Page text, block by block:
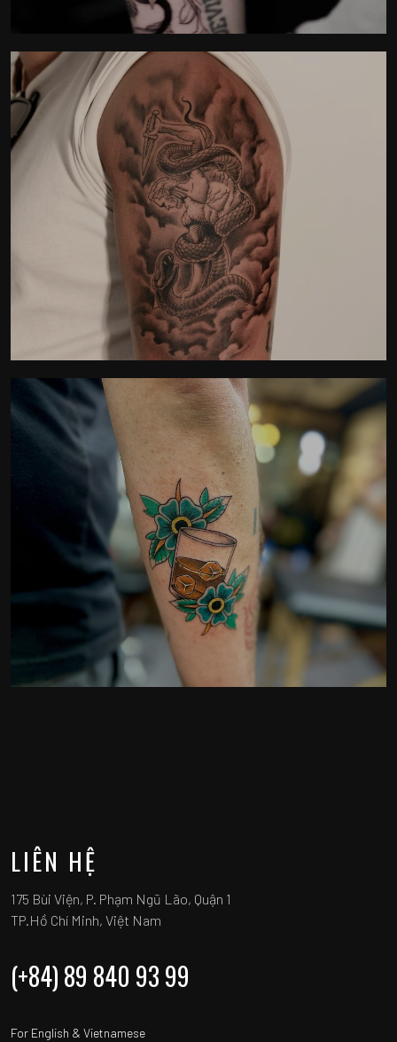
LIÊN HỆ
175 Bùi Viện, P. Phạm Ngũ Lão, Quận 1
TP.Hồ Chí Minh, Việt Nam
(+84) 89 840 93 99
For English & Vietnamese